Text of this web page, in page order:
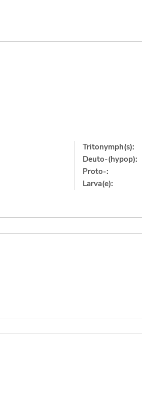
Tritonymph(s):
Deuto-(hypop):
Proto-:
Larva(e):